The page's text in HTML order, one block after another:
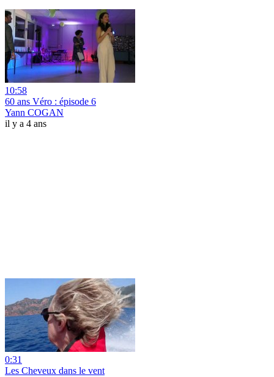
10:58
60 ans Véro : épisode 6
Yann COGAN
il y a 4 ans
0:31
Les Cheveux dans le vent